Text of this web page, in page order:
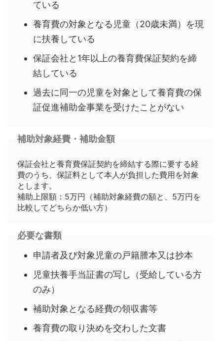
ている
養育費の対象となる児童（20歳未満）を現
に扶養している
保証会社と1年以上の養育費保証契約を締
結している
過去に同一の児童を対象として養育費の保
証促進補助金事業を受けたことがない
補助対象経費・補助金額
保証会社と養育費保証契約を締結する際に要する経
費のうち、保証料として本人が負担した費用を対象
とします。
補助上限額：5万円（補助対象経費の額と、5万円を
比較してどちらか低い方）
必要な書類
申請者及び対象児童の戸籍謄本又は抄本
児童扶養手当証書の写し（受給している方
のみ）
補助対象となる経費の領収書等
養育費の取り決めを交わした文書